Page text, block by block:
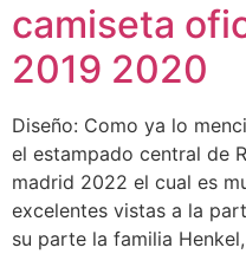
camiseta
2019 2020
Diseño: Como ya lo
el estampado central de
madrid 2022 el cual es
excelentes vistas a la
su parte la familia